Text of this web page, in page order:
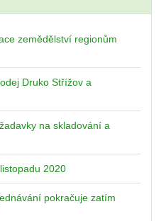
zemědělství regionům
Druko Střížov a
na skladování a
2020
pokračuje zatím